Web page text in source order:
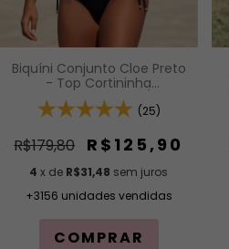
Biquíni Conjunto Cloe Preto
- Top Cortininha
(Triângulo) Vazada c/ Alças
de Encaixe Regulável e
Modelagem Fio Efeito
Levanta
(25)
R$179,80 R$125,90
4 x de R$31,48 sem juros
+3156 unidades vendidas
COMPRAR